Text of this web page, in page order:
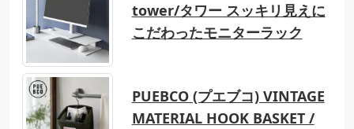
tower/タワー スッキリ見えに
こだわったモニターラック
PUEBCO (プエブコ) VINTAGE
MATERIAL HOOK BASKET /